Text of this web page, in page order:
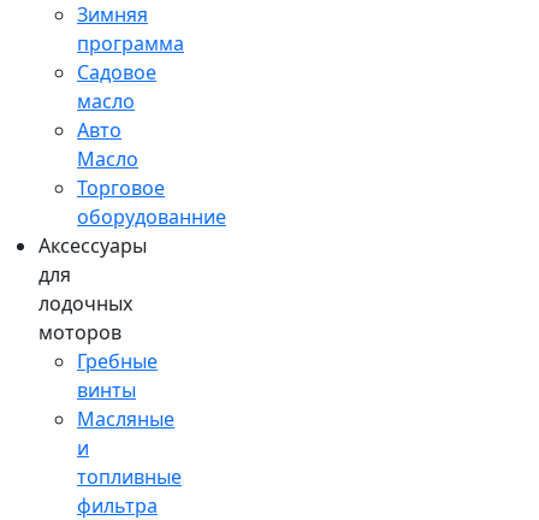
Зимняя
программа
Садовое
масло
Авто
Масло
Торговое
оборудованние
Аксессуары
для
лодочных
моторов
Гребные
винты
Масляные
и
топливные
фильтра